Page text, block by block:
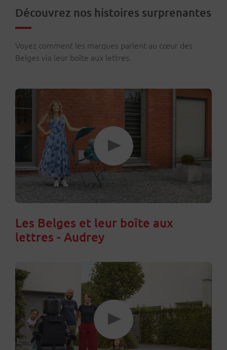
Découvrez nos histoires surprenantes
Voyez comment les marques parlent au cœur des
Belges via leur boîte aux lettres.
Les Belges et leur boîte aux
lettres - Audrey